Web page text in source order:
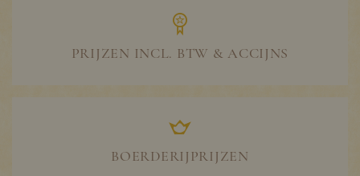
PRIJZEN INCL. BTW & ACCIJNS
BOERDERIJPRIJZEN